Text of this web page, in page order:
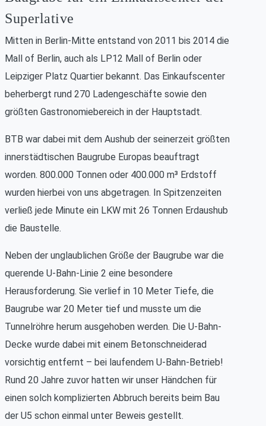
Superlative
Mitten in Berlin-Mitte entstand von 2011 bis 2014 die
Mall of Berlin, auch als LP12 Mall of Berlin oder
Leipziger Platz Quartier bekannt. Das Einkaufscenter
beherbergt rund 270 Ladengeschäfte sowie den
größten Gastronomiebereich in der Hauptstadt.
BTB war dabei mit dem Aushub der seinerzeit größten
innerstädtischen Baugrube Europas beauftragt
worden. 800.000 Tonnen oder 400.000 m³ Erdstoff
wurden hierbei von uns abgetragen. In Spitzenzeiten
verließ jede Minute ein LKW mit 26 Tonnen Erdaushub
die Baustelle.
Neben der unglaublichen Größe der Baugrube war die
querende U-Bahn-Linie 2 eine besondere
Herausforderung. Sie verlief in 10 Meter Tiefe, die
Baugrube war 20 Meter tief und musste um die
Tunnelröhre herum ausgehoben werden. Die U-Bahn-
Decke wurde dabei mit einem Betonschneiderad
vorsichtig entfernt – bei laufendem U-Bahn-Betrieb!
Rund 20 Jahre zuvor hatten wir unser Händchen für
einen solch komplizierten Abbruch bereits beim Bau
der U5 schon einmal unter Beweis gestellt.